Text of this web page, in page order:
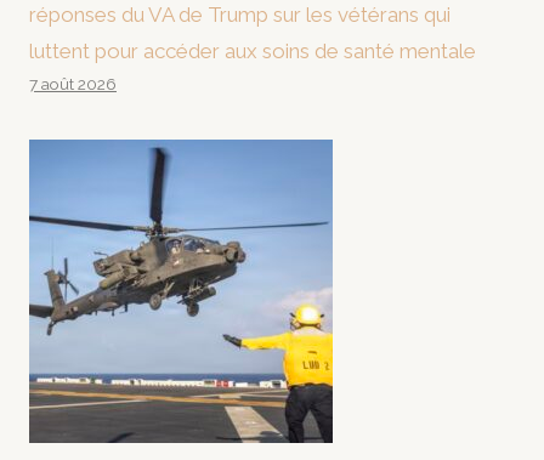
réponses du VA de Trump sur les vétérans qui
luttent pour accéder aux soins de santé mentale
7 août 2026